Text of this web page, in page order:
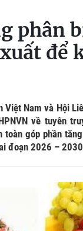
phân
để
Việt Nam và Hội
về tuyên
góp phần
đoạn 2026 –